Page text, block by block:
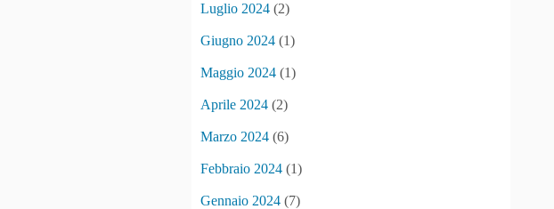
Luglio 2024 (2)
Giugno 2024 (1)
Maggio 2024 (1)
Aprile 2024 (2)
Marzo 2024 (6)
Febbraio 2024 (1)
Gennaio 2024 (7)